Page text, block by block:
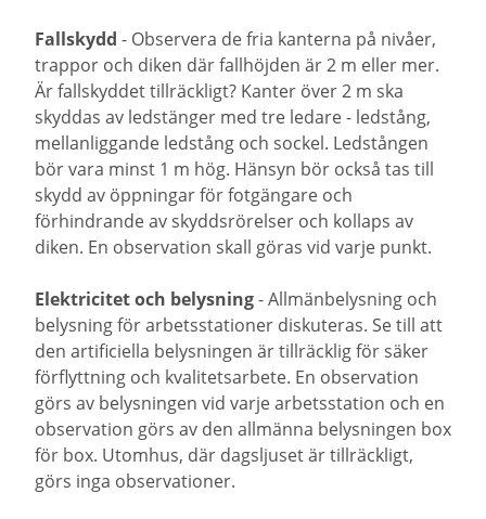
Fallskydd - Observera de fria kanterna på nivåer,
trappor och diken där fallhöjden är 2 m eller mer.
Är fallskyddet tillräckligt? Kanter över 2 m ska
skyddas av ledstänger med tre ledare - ledstång,
mellanliggande ledstång och sockel. Ledstången
bör vara minst 1 m hög. Hänsyn bör också tas till
skydd av öppningar för fotgängare och
förhindrande av skyddsrörelser och kollaps av
diken. En observation skall göras vid varje punkt.
Elektricitet och belysning- Allmänbelysning och
belysning för arbetsstationer diskuteras. Se till att
den artificiella belysningen är tillräcklig för säker
förflyttning och kvalitetsarbete. En observation
görs av belysningen vid varje arbetsstation och en
observation görs av den allmänna belysningen box
för box. Utomhus, där dagsljuset är tillräckligt,
görs inga observationer.